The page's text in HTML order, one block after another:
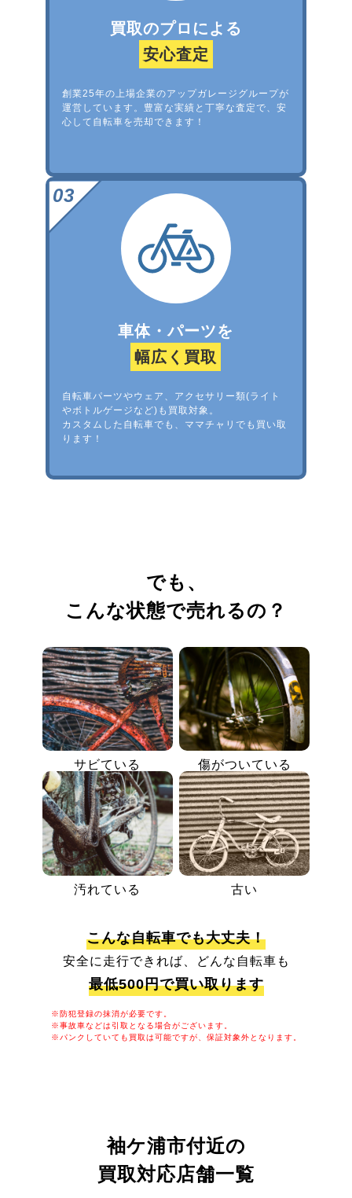
買取のプロによる
安心査定
創業25年の上場企業のアップガレージグループが
運営しています。豊富な実績と丁寧な査定で、安
心して自転車を売却できます！
車体・パーツを
幅広く買取
自転車パーツやウェア、アクセサリー類(ライト
やボトルゲージなど)も買取対象。
カスタムした自転車でも、ママチャリでも買い取
ります！
でも、
こんな状態で売れるの？
サビている 傷がついている
汚れている 古い
こんな自転車でも大丈夫！
安全に走行できれば、どんな自転車も
最低500円で買い取ります
※防犯登録の抹消が必要です。
※事故車などは引取となる場合がございます。
※パンクしていても買取は可能ですが、保証対象外となります。
袖ケ浦市付近の
買取対応店舗一覧